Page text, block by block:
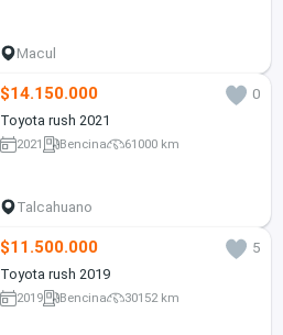
Macul
$14.150.000
0
Toyota rush 2021
2021 Bencina 61000 km
Talcahuano
$11.500.000
5
Toyota rush 2019
2019 Bencina 30152 km